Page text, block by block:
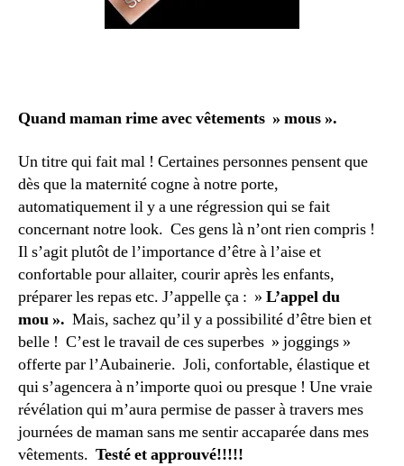
Quand maman rime avec vêtements » mous ».
Un titre qui fait mal ! Certaines personnes pensent que
dès que la maternité cogne à notre porte,
automatiquement il y a une régression qui se fait
concernant notre look. Ces gens là n’ont rien compris !
Il s’agit plutôt de l’importance d’être à l’aise et
confortable pour allaiter, courir après les enfants,
préparer les repas etc. J’appelle ça : » L’appel du
mou ». Mais, sachez qu’il y a possibilité d’être bien et
belle ! C’est le travail de ces superbes » joggings »
offerte par l’Aubainerie. Joli, confortable, élastique et
qui s’agencera à n’importe quoi ou presque ! Une vraie
révélation qui m’aura permise de passer à travers mes
journées de maman sans me sentir accaparée dans mes
vêtements. Testé et approuvé!!!!!